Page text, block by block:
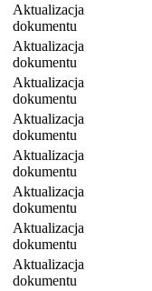
Aktualizacja
dokumentu
Aktualizacja
dokumentu
Aktualizacja
dokumentu
Aktualizacja
dokumentu
Aktualizacja
dokumentu
Aktualizacja
dokumentu
Aktualizacja
dokumentu
Aktualizacja
dokumentu